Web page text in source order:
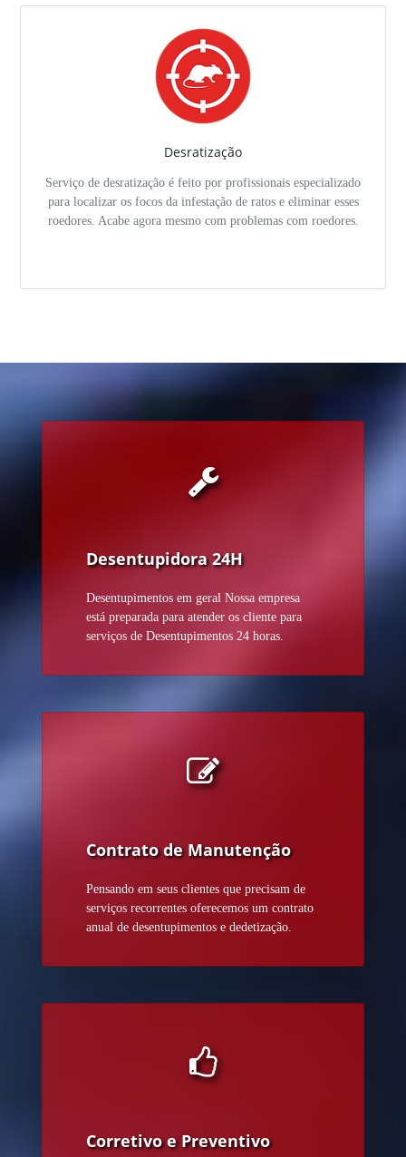
Desratização
Serviço de desratização é feito por profissionais especializado
para localizar os focos da infestação de ratos e eliminar esses
roedores. Acabe agora mesmo com problemas com roedores.
Desentupidora 24H
Desentupimentos em geral Nossa empresa
está preparada para atender os cliente para
serviços de Desentupimentos 24 horas.
Contrato de Manutenção
Pensando em seus clientes que precisam de
serviços recorrentes oferecemos um contrato
anual de desentupimentos e dedetização.
Corretivo e Preventivo